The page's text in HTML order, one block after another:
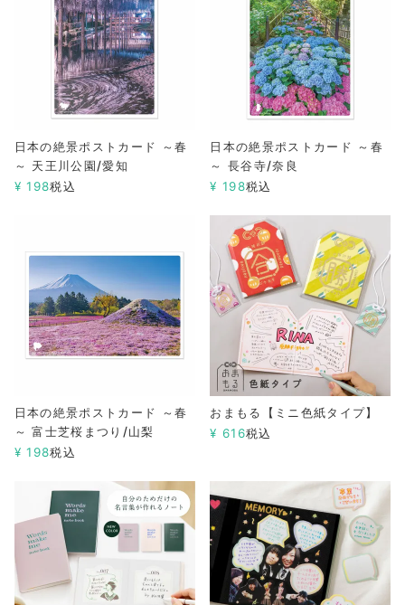
日本の絶景ポストカード ～春
～ 天王川公園/愛知
¥ 198税込
日本の絶景ポストカード ～春
～ 長谷寺/奈良
¥ 198税込
日本の絶景ポストカード ～春
～ 富士芝桜まつり/山梨
¥ 198税込
おまもる【ミニ色紙タイプ】
¥ 616税込